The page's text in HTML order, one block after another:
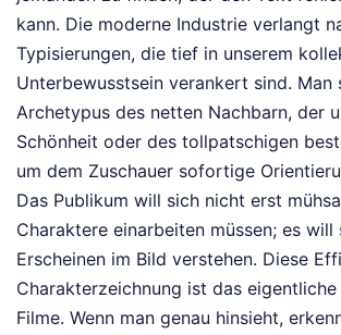
kann. Die moderne Industrie verlangt
Typisierungen, die tief in unserem
Unterbewusstsein verankert sind. Man
Archetypus des netten Nachbarn, der
Schönheit oder des tollpatschigen
um dem Zuschauer sofortige
Das Publikum will sich nicht erst
Charaktere einarbeiten müssen; es will
Erscheinen im Bild verstehen. Diese
Charakterzeichnung ist das
Filme. Wenn man genau hinsieht,